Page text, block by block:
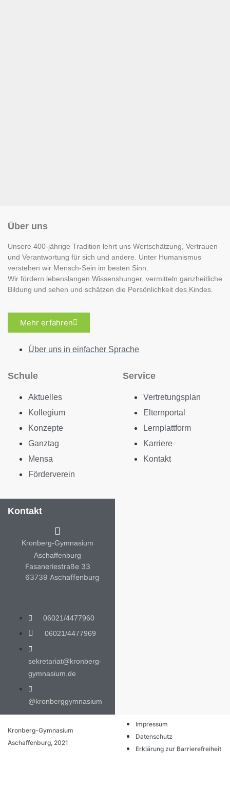
Über uns
Unsere 400-jährige Tradition lehrt uns Wertschätzung, Vertrauen
und Verantwortung für sich und andere. Unter Humanismus
verstehen wir Mensch-Sein im besten Sinn.
Wir fördern lebenslangen Wissenshunger, vermitteln ganzheitliche
Bildung und sehen und schätzen die Persönlichkeit des Kindes.
Mehr erfahren
Über uns in einfacher Sprache
Schule
Aktuelles
Kollegium
Konzepte
Ganztag
Mensa
Förderverein
Service
Vertretungsplan
Elternportal
Lernplattform
Karriere
Kontakt
Kontakt
Kronberg-Gymnasium
Aschaffenburg
Fasaneriestraße 33
63739 Aschaffenburg
06021/4477960
06021/4477969
sekretariat@kronberg-
gymnasium.de
@kronberggymnasium
Kronberg-Gymnasium
Aschaffenburg, 2021
Impressum
Datenschutz
Erklärung zur Barrierefreiheit